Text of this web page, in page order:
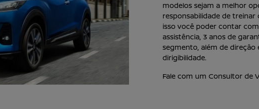
modelos sejam a melhor
responsabilidade de
isso você poder contar
assistência, 3 anos de
segmento, além de
dirigibilidade.
Fale com um Consultor de